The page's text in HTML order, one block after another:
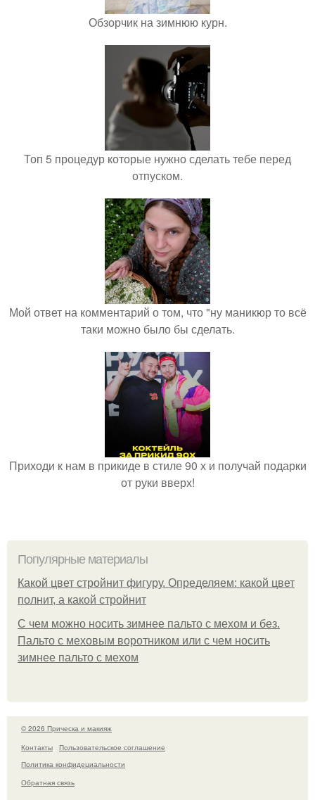
Обзорчик на зимнюю курн.
Топ 5 процедур которые нужно сделать тебе перед
отпуском.
Мой ответ на комментарий о том, что "ну маникюр то всё
таки можно было бы сделать.
Приходи к нам в прикиде в стиле 90 х и получай подарки
от руки вверх!
Популярные материалы
Какой цвет стройнит фигуру. Определяем: какой цвет
полнит, а какой стройнит
C чем можно носить зимнее пальто с мехом и без.
Пальто с меховым воротником или с чем носить
зимнее пальто с мехом
© 2026 Прическа и макияж
Контакты
Пользовательское соглашение
Политика конфидециальности
Обратная связь